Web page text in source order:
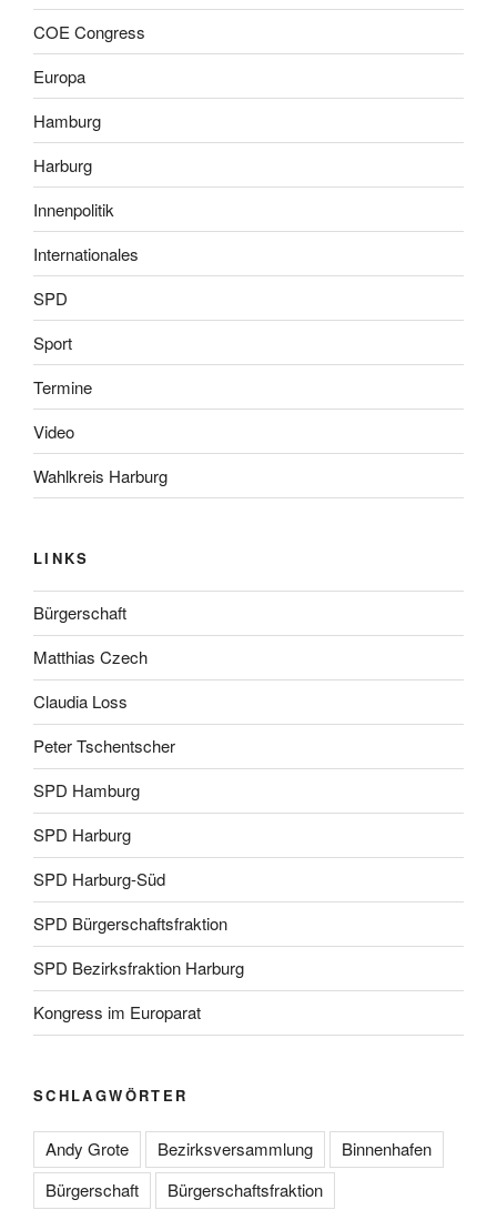
COE Congress
Europa
Hamburg
Harburg
Innenpolitik
Internationales
SPD
Sport
Termine
Video
Wahlkreis Harburg
LINKS
Bürgerschaft
Matthias Czech
Claudia Loss
Peter Tschentscher
SPD Hamburg
SPD Harburg
SPD Harburg-Süd
SPD Bürgerschaftsfraktion
SPD Bezirksfraktion Harburg
Kongress im Europarat
SCHLAGWÖRTER
Andy Grote Bezirksversammlung
Binnenhafen
Bürgerschaft
Bürgerschaftsfraktion